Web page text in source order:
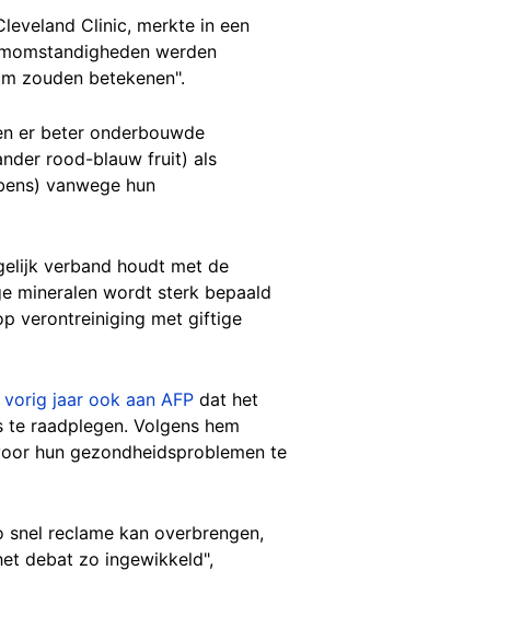
Clinic, merkte in een
werden
zouden betekenen".
er beter onderbouwde
rood-blauw fruit) als
vanwege hun
verband houdt met de
mineralen wordt sterk bepaald
verontreiniging met giftige
vorig jaar ook aan AFP dat het
raadplegen. Volgens hem
hun gezondheidsproblemen te
reclame kan overbrengen,
debat zo ingewikkeld",